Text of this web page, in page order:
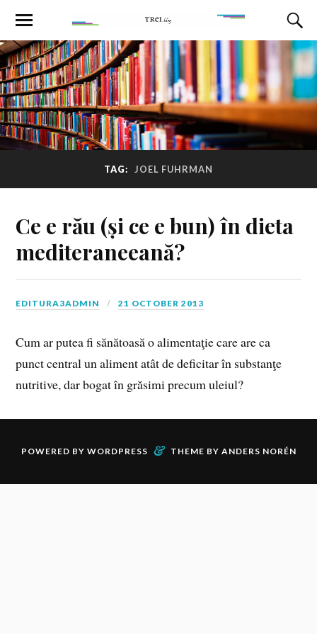
TAG: JOEL FUHRMAN
Ce e rău (și ce e bun) în dieta
mediteraneeană?
EDITURA3ADMIN 21 OCTOBER 2013
Cum ar putea fi sănătoasă o alimentaţie care are ca
punct central un aliment atât de deficitar în substanţe
nutritive, dar bogat în grăsimi precum uleiul?
POWERED BY WORDPRESS & THEME BY ANDERS NORÉN